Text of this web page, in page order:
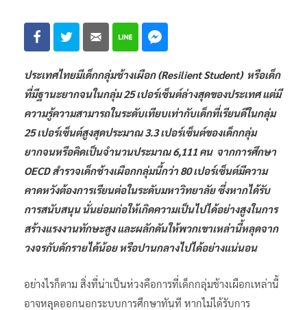
ประเทศไทยมีเด็กกลุ่มช้างเผือก (Resilient Student) หรือเด็ก
ที่มีฐานะยากจนในกลุ่ม 25 เปอร์เซ็นต์ล่างสุดของประเทศ แต่มี
ความรู้ความสามารถในระดับเทียบเท่ากับเด็กที่เรียนดีในกลุ่ม
25 เปอร์เซ็นต์สูงสุดประมาณ 3.3 เปอร์เซ็นต์ของเด็กกลุ่ม
ยากจนหรือคิดเป็นจำนวนประมาณ 6,111 คน จากการศึกษา
OECD สำรวจเด็กช้างเผือกกลุ่มนี้กว่า 80 เปอร์เซ็นต์มีความ
คาดหวังต้องการเรียนต่อในระดับมหาวิทยาลัย ซึ่งหากได้รับ
การสนับสนุน นั่นย่อมก่อให้เกิดความเป็นไปได้อย่างสูงในการ
สร้างแรงงานทักษะสูง และผลักดันให้พวกเขาเหล่านี้หลุดจาก
วงจรกับดักรายได้น้อย หรือปานกลางไปได้อย่างแน่นอน
อย่างไรก็ตาม สิ่งที่น่าเป็นห่วงคือการที่เด็กกลุ่มช้างเผือกเหล่านี้
อาจหลุดออกนอกระบบการศึกษาทันที หากไม่ได้รับการ